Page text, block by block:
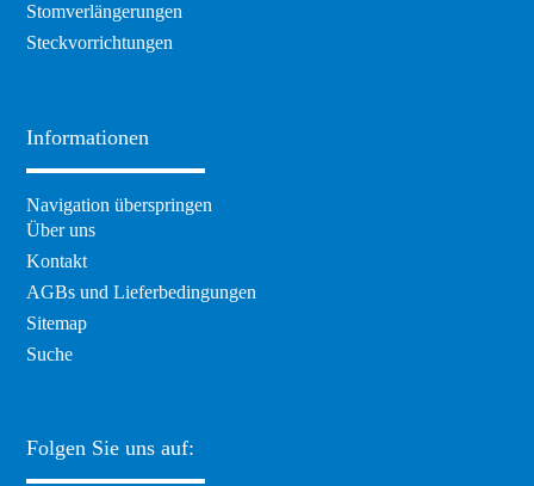
Stomverlängerungen
Steckvorrichtungen
Informationen
Navigation überspringen
Über uns
Kontakt
AGBs und Lieferbedingungen
Sitemap
Suche
Folgen Sie uns auf: